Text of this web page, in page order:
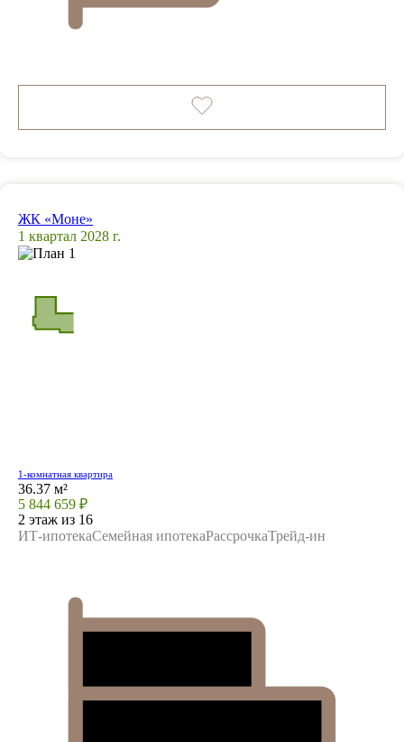
ЖК «Моне»
1 квартал 2028 г.
1-комнатная квартира
36.37 м²
5 844 659 ₽
2 этаж из 16
ИТ-ипотекаСемейная ипотекаРассрочкаТрейд-ин